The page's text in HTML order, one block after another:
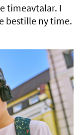
timeavtalar. I
bestille ny time.